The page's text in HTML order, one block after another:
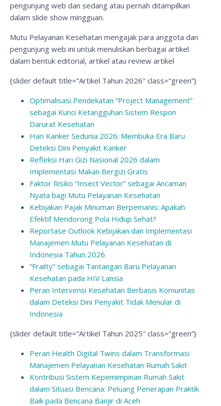
pengunjung web dan sedang atau pernah ditampilkan
dalam slide show mingguan.
Mutu Pelayanan Kesehatan mengajak para anggota dan
pengunjung web ini untuk menuliskan berbagai artikel
dalam bentuk editorial, artikel atau review artikel
{slider default title=”Artikel Tahun 2026″ class=”green”}
Optimalisasi Pendekatan “Project Management”
sebagai Kunci Ketangguhan Sistem Respon
Darurat Kesehatan
Hari Kanker Sedunia 2026: Membuka Era Baru
Deteksi Dini Penyakit Kanker
Refleksi Hari Gizi Nasional 2026 dalam
Implementasi Makan Bergizi Gratis
Faktor Risiko “Insect Vector” sebagai Ancaman
Nyata bagi Mutu Pelayanan Kesehatan
Kebijakan Pajak Minuman Berpemanis: Apakah
Efektif Mendorong Pola Hidup Sehat?
Reportase Outlook Kebijakan dan Implementasi
Manajemen Mutu Pelayanan Kesehatan di
Indonesia Tahun 2026
“Frailty” sebagai Tantangan Baru Pelayanan
Kesehatan pada HIV Lansia
Peran Intervensi Kesehatan Berbasis Komunitas
dalam Deteksi Dini Penyakit Tidak Menular di
Indonesia
{slider default title=”Artikel Tahun 2025″ class=”green”}
Peran Health Digital Twins dalam Transformasi
Manajemen Pelayanan Kesehatan Rumah Sakit
Kontribusi Sistem Kepemimpinan Rumah Sakit
dalam Situasi Bencana: Peluang Penerapan Praktik
Baik pada Bencana Banjir di Aceh